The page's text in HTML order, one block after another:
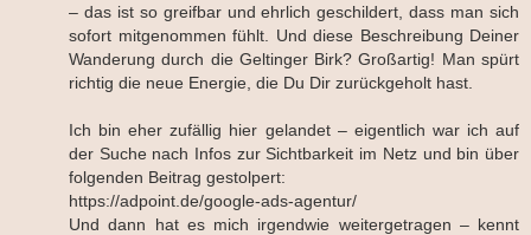
– das ist so greifbar und ehrlich geschildert, dass man sich
sofort mitgenommen fühlt. Und diese Beschreibung Deiner
Wanderung durch die Geltinger Birk? Großartig! Man spürt
richtig die neue Energie, die Du Dir zurückgeholt hast.
Ich bin eher zufällig hier gelandet – eigentlich war ich auf
der Suche nach Infos zur Sichtbarkeit im Netz und bin über
folgenden Beitrag gestolpert:
https://adpoint.de/google-ads-agentur/
Und dann hat es mich irgendwie weitergetragen – kennt